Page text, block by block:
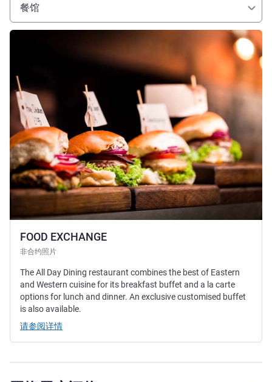
餐馆
FOOD EXCHANGE
非合约照片
请参阅详情
The All Day Dining restaurant combines the best of Eastern
and Western cuisine for its breakfast buffet and a la carte
options for lunch and dinner. An exclusive customised buffet
is also available.
请参阅详情